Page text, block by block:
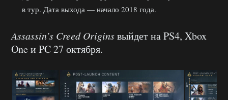
в тур. Дата выхода — начало 2018 года.
Assassin’s Creed Originsвыйдет на PS4, Xbox
One и PC 27 октября.